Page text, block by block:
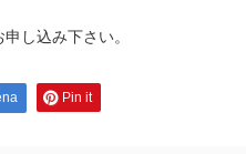
し込み下さい。
Pin it